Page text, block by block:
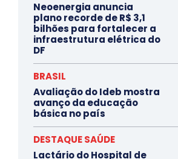
Neoenergia anuncia
plano recorde de R$ 3,1
bilhões para fortalecer a
infraestrutura elétrica do
DF
BRASIL
Avaliação do Ideb mostra
avanço da educação
básica no país
DESTAQUE SAÚDE
Lactário do Hospital de